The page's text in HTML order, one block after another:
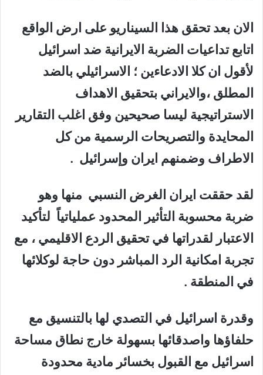
الان بعد تحقق هذا السيناريو على ارض الواقع
اتابع تداعيات الضربة الايرانية ضد اسرائيل
لأقول ان كلا الادعاءين ؛ الاسرائيلي بالضد
المطلق ،والايراني بتحقيق الاهداف
الاستراتيجية ليسا صحيحين وفق اغلب التقارير
المحايدة والتصريحات الرسمية من كل
الاطراف وضمنهم ايران وإسرائيل .
لقد حققت ايران الغرض النسبي منها وهو
ضربة محسوبة التأثير المحدود عملياتياً لتأكيد
الاعتبار لقدراتها في تحقيق الردع الاقليمي ، مع
تجربة امكانية الرد المباشر دون حاجة لوكلائها
في المنطقة .
وقدرة اسرائيل في التصدي لها بالتنسيق مع
حلفاؤها واصدقائها بسهولة خارج نطاق مساحة
اسرائيل مع القبول بخسائر مادية محدودة